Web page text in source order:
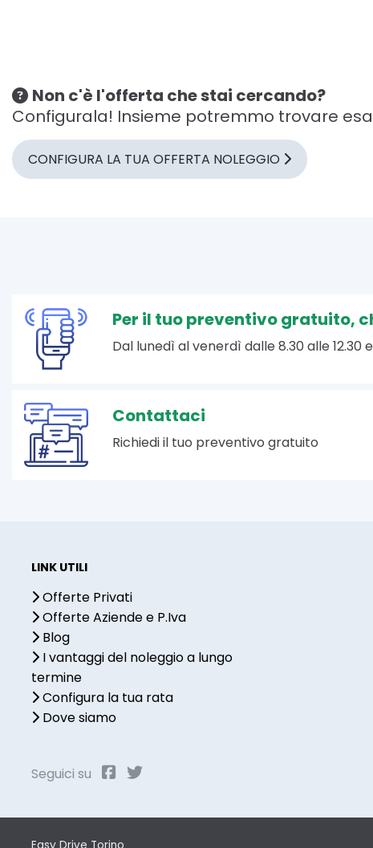
Non c'è l'offerta che stai cercando?
Configurala! Insieme potremmo trovare
CONFIGURA LA TUA OFFERTA NOLEGGIO
Per il tuo preventivo gratuito,
Dal lunedì al venerdì dalle 8.30 alle 12.30
Contattaci
Richiedi il tuo preventivo gratuito
LINK UTILI
Offerte Privati
Offerte Aziende e P.Iva
Blog
I vantaggi del noleggio a lungo
termine
Configura la tua rata
Dove siamo
Seguici su